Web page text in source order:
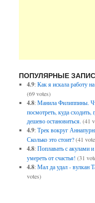
ПОПУЛЯРНЫЕ
4.9:Как я искала работу
(69 votes)
4.8:Манила Филиппины.
посмотреть, куда сходить,
дешево остановиться. (41
4.9:Трек вокруг
Сколько это стоит?(41
4.8:Поплавать с акулами и
умереть от счастья! (31
4.8:Мал да удал - вулкан
votes)